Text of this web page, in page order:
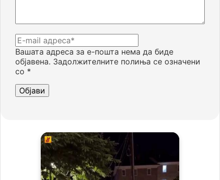
Вашата адреса за е-пошта нема да биде
објавена. Задолжителните полиња се означени
со *